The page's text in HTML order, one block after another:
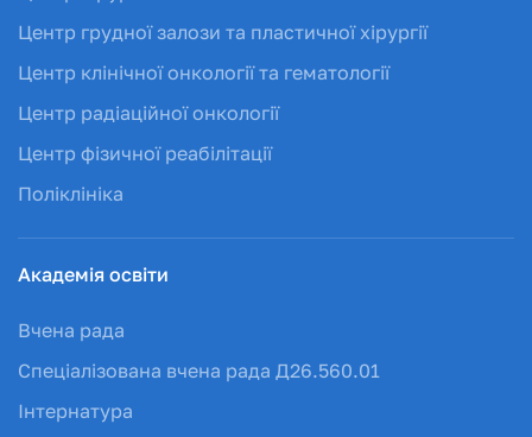
Центр грудної залози та пластичної хірургії
Центр клінічної онкології та гематології
Центр радіаційної онкології
Центр фізичної реабілітації
Поліклініка
Академія освіти
Вчена рада
Спеціалізована вчена рада Д26.560.01
Інтернатура